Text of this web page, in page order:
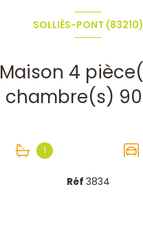
SOLLIÈS-PONT (83210)
Maison 4 pièce(s) 3
1
Réf 3834